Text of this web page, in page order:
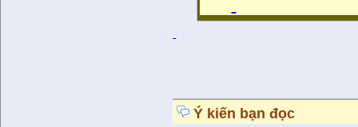
Ý kiến bạn đọc